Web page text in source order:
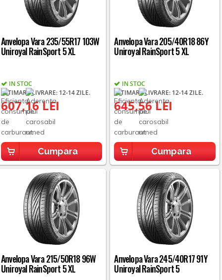
Anvelopa Vara 235/55R17 103W
Uniroyal RainSport 5 XL
IN STOC
ESTIMARE LIVRARE: 12-14 ZILE.
607,16 LEI
Cumpara
Anvelopa Vara 205/40R18 86Y
Uniroyal RainSport 5 XL
IN STOC
ESTIMARE LIVRARE: 12-14 ZILE.
645,56 LEI
Cumpara
Anvelopa Vara 215/50R18 96W
Uniroyal RainSport 5 XL
Anvelopa Vara 245/40R17 91Y
Uniroyal RainSport 5